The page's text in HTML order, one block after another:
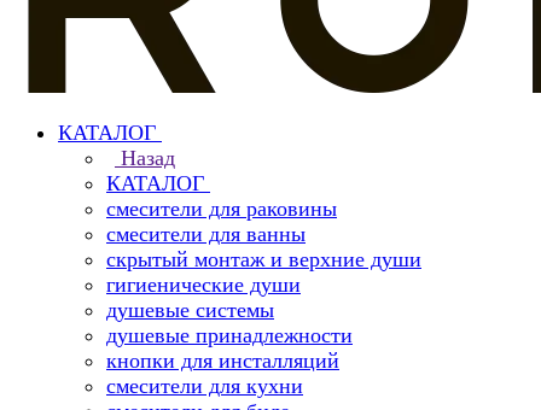
КАТАЛОГ
Назад
КАТАЛОГ
смесители для раковины
смесители для ванны
скрытый монтаж и верхние души
гигиенические души
душевые системы
душевые принадлежности
кнопки для инсталляций
смесители для кухни